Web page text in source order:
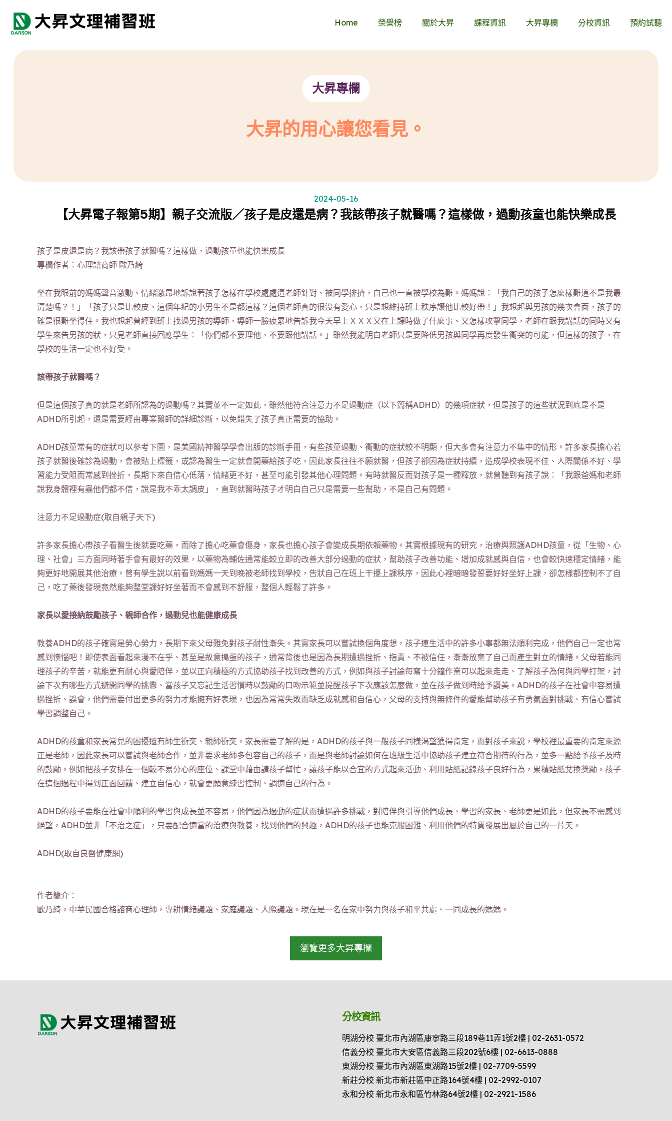
Home 榮譽榜 關於大昇 課程資訊 大昇專欄 分校資訊 預約試聽
大昇專欄
大昇的用心讓您看見。
2024-05-16
【大昇電子報第5期】親子交流版／孩子是皮還是病？我該帶孩子就醫嗎？這樣做，過動孩童也能快樂成長
孩子是皮還是病？我該帶孩子就醫嗎？這樣做，過動孩童也能快樂成長
專欄作者：心理諮商師 歐乃綺
坐在我眼前的媽媽聲音激動、情緒激昂地訴說著孩子怎樣在學校處處遭老師針對、被同學排擠，自己也一直被學校為難。媽媽說：「我自己的孩子怎麼樣難道不是我最
清楚嗎？！」「孩子只是比較皮，這個年紀的小男生不是都這樣？這個老師真的很沒有愛心，只是想維持班上秩序讓他比較好帶！」我想起與男孩的幾次會面，孩子的
確是很難坐得住。我也想起曾經到班上找過男孩的導師，導師一臉疲累地告訴我今天早上ＸＸＸ又在上課時做了什麼事、又怎樣攻擊同學，老師在跟我講話的同時又有
學生來告男孩的狀，只見老師直接回應學生：「你們都不要理他，不要跟他講話。」雖然我能明白老師只是要降低男孩與同學再度發生衝突的可能，但這樣的孩子，在
學校的生活一定也不好受。
該帶孩子就醫嗎？
但是這個孩子真的就是老師所認為的過動嗎？其實並不一定如此，雖然他符合注意力不足過動症（以下簡稱ADHD）的幾項症狀，但是孩子的這些狀況到底是不是
ADHD所引起，還是需要經由專業醫師的詳細診斷，以免錯失了孩子真正需要的協助。
ADHD孩童常有的症狀可以參考下圖，是美國精神醫學學會出版的診斷手冊，有些孩童過動、衝動的症狀較不明顯，但大多會有注意力不集中的情形。許多家長擔心若
孩子就醫後確診為過動，會被貼上標籤，或認為醫生一定就會開藥給孩子吃，因此家長往往不願就醫，但孩子卻因為症狀持續，造成學校表現不佳、人際關係不好、學
習能力受阻而常感到挫折，長期下來自信心低落，情緒更不好，甚至可能引發其他心理問題。有時就醫反而對孩子是一種釋放，就曾聽到有孩子說：「我跟爸媽和老師
說我身體裡有蟲他們都不信，說是我不乖太調皮」，直到就醫時孩子才明白自己只是需要一些幫助，不是自己有問題。
注意力不足過動症(取自親子天下)
許多家長擔心帶孩子看醫生後就要吃藥，而除了擔心吃藥會傷身，家長也擔心孩子會變成長期依賴藥物。其實根據現有的研究，治療與照護ADHD孩童，從「生物、心
理、社會」三方面同時著手會有最好的效果，以藥物為輔佐通常能較立即的改善大部分過動的症狀，幫助孩子改善功能、增加成就感與自信，也會較快速穩定情緒，能
夠更好地開展其他治療。曾有學生說以前看到媽媽一天到晚被老師找到學校，告狀自己在班上干擾上課秩序，因此心裡暗暗發誓要好好坐好上課，卻怎樣都控制不了自
己，吃了藥後發現竟然能夠整堂課好好坐著而不會感到不舒服，整個人輕鬆了許多。
家長以愛接納鼓勵孩子、親師合作，過動兒也能健康成長
教養ADHD的孩子確實是勞心勞力，長期下來父母難免對孩子耐性漸失。其實家長可以嘗試換個角度想，孩子連生活中的許多小事都無法順利完成，他們自己一定也常
感到懊惱吧！即使表面看起來漫不在乎、甚至是故意搗蛋的孩子，通常背後也是因為長期遭遇挫折、指責、不被信任，漸漸放棄了自己而產生對立的情緒。父母若能同
理孩子的辛苦，就能更有耐心與愛陪伴，並以正向積極的方式協助孩子找到改善的方式，例如與孩子討論每寫十分鐘作業可以起來走走、了解孩子為何與同學打架，討
論下次有哪些方式避開同學的挑釁、當孩子又忘記生活習慣時以鼓勵的口吻示範並提醒孩子下次應該怎麼做，並在孩子做到時給予讚美。ADHD的孩子在社會中容易遭
遇挫折、誤會，他們需要付出更多的努力才能擁有好表現，也因為常常失敗而缺乏成就感和自信心，父母的支持與無條件的愛能幫助孩子有勇氣面對挑戰、有信心嘗試
學習調整自己。
ADHD的孩童和家長常見的困擾還有師生衝突、親師衝突。家長需要了解的是，ADHD的孩子與一般孩子同樣渴望獲得肯定，而對孩子來說，學校裡最重要的肯定來源
正是老師，因此家長可以嘗試與老師合作，並非要求老師多包容自己的孩子，而是與老師討論如何在班級生活中協助孩子建立符合期待的行為，並多一點給予孩子及時
的鼓勵。例如把孩子安排在一個較不易分心的座位、課堂中藉由請孩子幫忙，讓孩子能以合宜的方式起來活動、利用貼紙記錄孩子良好行為，累積貼紙兌換獎勵。孩子
在這個過程中得到正面回饋、建立自信心，就會更願意練習控制、調適自己的行為。
ADHD的孩子要能在社會中順利的學習與成長並不容易，他們因為過動的症狀而遭遇許多挑戰，對陪伴與引導他們成長、學習的家長、老師更是如此，但家長不需感到
絕望，ADHD並非「不治之症」，只要配合適當的治療與教養，找到他們的興趣，ADHD的孩子也能克服困難、利用他們的特質發展出屬於自己的一片天。
ADHD(取自良醫健康網)
作者簡介：
歐乃綺，中華民國合格諮商心理師，專耕情緒議題、家庭議題、人際議題。現在是一名在家中努力與孩子和平共處、一同成長的媽媽。
瀏覽更多大昇專欄
分校資訊
明湖分校 臺北市內湖區康寧路三段189巷11弄1號2樓 | 02-2631-0572
信義分校 臺北市大安區信義路三段202號6樓 | 02-6613-0888
東湖分校 臺北市內湖區東湖路15號2樓 | 02-7709-5599
新莊分校 新北市新莊區中正路164號4樓 | 02-2992-0107
永和分校 新北市永和區竹林路64號2樓 | 02-2921-1586